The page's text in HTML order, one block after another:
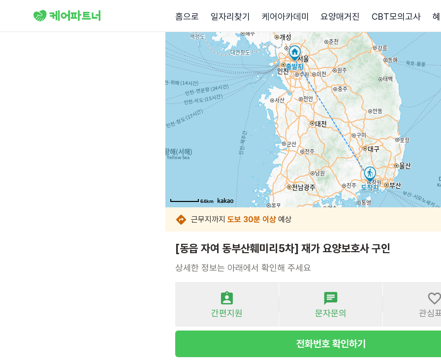
홈으로 일자리찾기 케어아카데미 요양매거진 CBT모의고사
64km
64km
64km
64km
64km
64km
64km
64km
근무지까지 도보 30분 이상 예상
[동읍 자여 동부산훼미리5차] 재가 요양보호사 구인
상세한 정보는 아래에서 확인해 주세요
간편지원 문자문의 관심
전화번호 확인하기